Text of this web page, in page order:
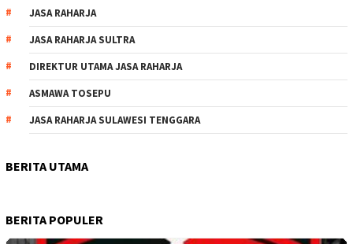
JASA RAHARJA
JASA RAHARJA SULTRA
DIREKTUR UTAMA JASA RAHARJA
ASMAWA TOSEPU
JASA RAHARJA SULAWESI TENGGARA
BERITA UTAMA
BERITA POPULER